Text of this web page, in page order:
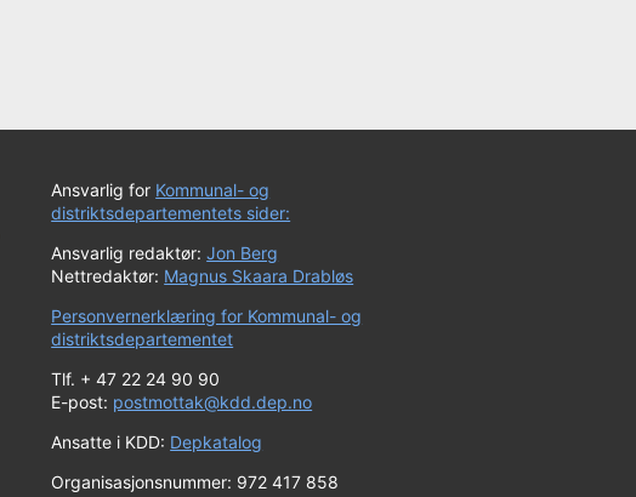
Ansvarlig for Kommunal- og
distriktsdepartementets sider:
Ansvarlig redaktør:Jon Berg
Nettredaktør: Magnus Skaara Drabløs
Personvernerklæring for Kommunal- og
distriktsdepartementet
Tlf. + 47 22 24 90 90
E-post: postmottak@kdd.dep.no
Ansatte i KDD: Depkatalog
Organisasjonsnummer: 972 417 858